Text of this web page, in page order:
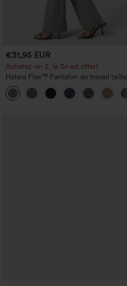
€31,95 EUR
Achetez-en 2, le 3e est offert
Halara Flex™ Pantalon de travail taille
haute avec poche latérale arrière et
légère coupe évasée